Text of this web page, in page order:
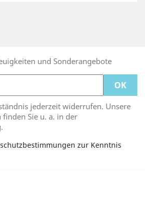
und Sonderangebote
jederzeit widerrufen. Unsere
Sie u. a. in der
zur Kenntnis